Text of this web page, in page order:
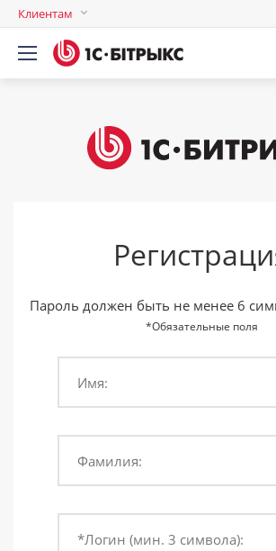
Клиентам
Авторизация
Логин
Запомнить
компьютере
Забыли свой пароль?
Пароль должен быть не менее 6
*Обязательные поля
Имя:
Фамилия:
*Логин (мин. 3 символа):